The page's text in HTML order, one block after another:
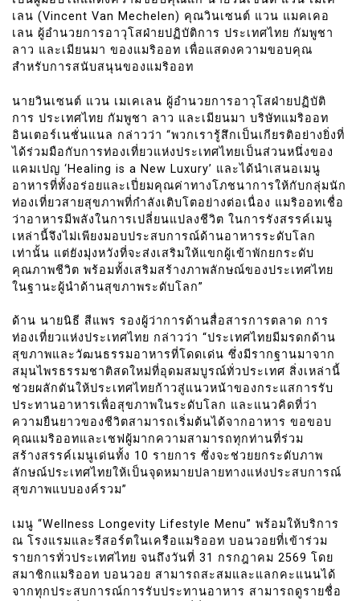
เลน (Vincent Van Mechelen) คุณวินเซนต์ แวน แมคเคอ
เลน ผู้อำนวยการอาวุโสฝ่ายปฏิบัติการ ประเทศไทย กัมพูชา
ลาว และเมียนมา ของแมริออท เพื่อแสดงความขอบคุณ
สำหรับการสนับสนุนของแมริออท
นายวินเซนต์ แวน เมเคเลน ผู้อำนวยการอาวุโสฝ่ายปฏิบัติ
การ ประเทศไทย กัมพูชา ลาว และเมียนมา บริษัทแมริออท
อินเตอร์เนชั่นแนล กล่าวว่า “พวกเรารู้สึกเป็นเกียรติอย่างยิ่งที่
ได้ร่วมมือกับการท่องเที่ยวแห่งประเทศไทยเป็นส่วนหนึ่งของ
แคมเปญ ‘Healing is a New Luxury’ และได้นำเสนอเมนู
อาหารที่ทั้งอร่อยและเปี่ยมคุณค่าทางโภชนาการให้กับกลุ่มนัก
ท่องเที่ยวสายสุขภาพที่กำลังเติบโตอย่างต่อเนื่อง แมริออทเชื่อ
ว่าอาหารมีพลังในการเปลี่ยนแปลงชีวิต ในการรังสรรค์เมนู
เหล่านี้จึงไม่เพียงมอบประสบการณ์ด้านอาหารระดับโลก
เท่านั้น แต่ยังมุ่งหวังที่จะส่งเสริมให้แขกผู้เข้าพักยกระดับ
คุณภาพชีวิต พร้อมทั้งเสริมสร้างภาพลักษณ์ของประเทศไทย
ในฐานะผู้นำด้านสุขภาพระดับโลก”
ด้าน นายนิธี สีแพร รองผู้ว่าการด้านสื่อสารการตลาด การ
ท่องเที่ยวแห่งประเทศไทย กล่าวว่า “ประเทศไทยมีมรดกด้าน
สุขภาพและวัฒนธรรมอาหารที่โดดเด่น ซึ่งมีรากฐานมาจาก
สมุนไพรธรรมชาติสดใหม่ที่อุดมสมบูรณ์ทั่วประเทศ สิ่งเหล่านี้
ช่วยผลักดันให้ประเทศไทยก้าวสู่แนวหน้าของกระแสการรับ
ประทานอาหารเพื่อสุขภาพในระดับโลก และแนวคิดที่ว่า
ความยืนยาวของชีวิตสามารถเริ่มต้นได้จากอาหาร ขอขอบ
คุณแมริออทและเชฟผู้มากความสามารถทุกท่านที่ร่วม
สร้างสรรค์เมนูเด่นทั้ง 10 รายการ ซึ่งจะช่วยยกระดับภาพ
ลักษณ์ประเทศไทยให้เป็นจุดหมายปลายทางแห่งประสบการณ์
สุขภาพแบบองค์รวม”
เมนู “Wellness Longevity Lifestyle Menu” พร้อมให้บริการ
ณ โรงแรมและรีสอร์ตในเครือแมริออท บอนวอยที่เข้าร่วม
รายการทั่วประเทศไทย จนถึงวันที่ 31 กรกฎาคม 2569 โดย
สมาชิกแมริออท บอนวอย สามารถสะสมและแลกคะแนนได้
จากทุกประสบการณ์การรับประทานอาหาร สามารถดูรายชื่อ